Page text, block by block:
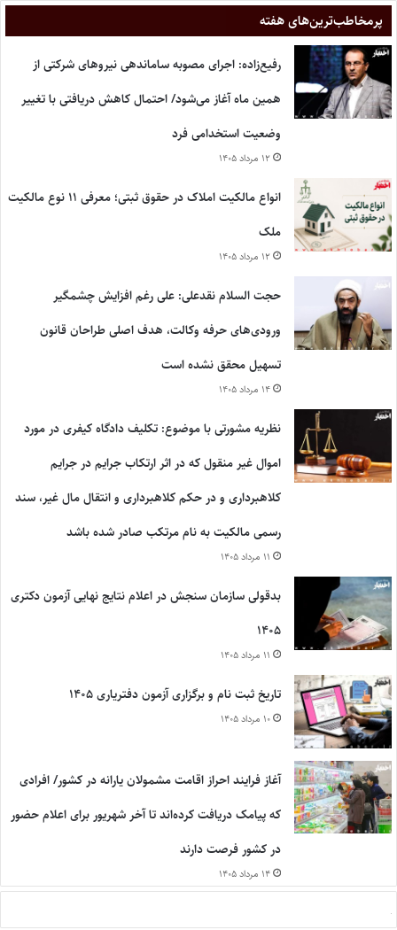
پر‌مخاطب‌ترین‌های هفته
رفیع‌زاده: اجرای مصوبه ساماندهی نیروهای شرکتی از
همین ماه آغاز می‌شود/ احتمال کاهش دریافتی با تغییر
وضعیت استخدامی فرد
۱۲ مرداد ۱۴۰۵
انواع مالکیت املاک در حقوق ثبتی؛ معرفی ۱۱ نوع مالکیت
ملک
۱۲ مرداد ۱۴۰۵
حجت السلام نقدعلی: علی رغم افزایش چشمگیر
ورودی‌های حرفه وکالت، هدف اصلی طراحان قانون
تسهیل محقق نشده است
۱۴ مرداد ۱۴۰۵
نظریه مشورتی با موضوع: تکلیف دادگاه کیفری در مورد
اموال غیر منقول که در اثر ارتکاب جرایم در جرایم
کلاهبرداری و در حکم کلاهبرداری و انتقال مال غیر، سند
رسمی مالکیت به نام مرتکب صادر شده باشد
۱۱ مرداد ۱۴۰۵
بدقولی سازمان سنجش در اعلام نتایج نهایی آزمون دکتری
۱۴۰۵
۱۱ مرداد ۱۴۰۵
تاریخ ثبت نام و برگزاری آزمون دفتریاری ۱۴۰۵
۱۰ مرداد ۱۴۰۵
آغاز فرایند احراز اقامت مشمولان یارانه در کشور/ افرادی
که پیامک دریافت کرده‌اند تا آخر شهریور برای اعلام حضور
در کشور فرصت دارند
۱۴ مرداد ۱۴۰۵